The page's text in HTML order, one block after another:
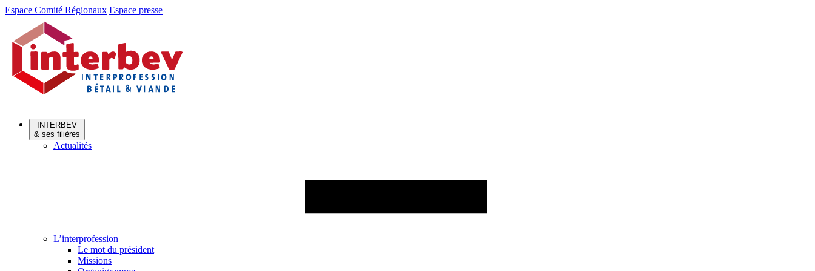
Aller
Aller
contenu
Espace Comité Régionaux Espace presse
INTERBEV
& ses filières
Actualités
L’interprofession
Le mot du président
Missions